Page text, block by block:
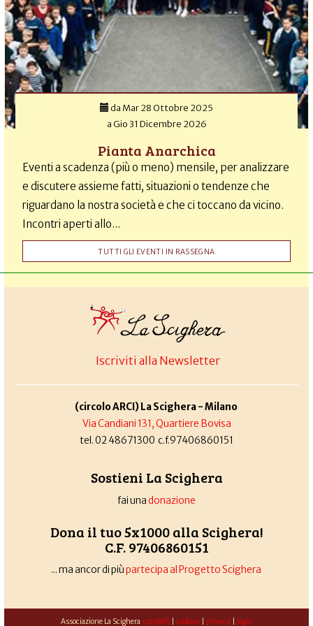
da Mar 28 Ottobre 2025
aGio 31 Dicembre 2026
Pianta Anarchica
Eventi a scadenza (più o meno) mensile, per analizzare
e discutere assieme fatti, situazioni o tendenze che
riguardano la nostra società e che ci toccano da vicino.
Incontri aperti allo...
TUTTI GLI EVENTI IN RASSEGNA
Iscriviti alla Newsletter
(circolo ARCI) La Scighera - Milano
Via Candiani 131, Quartiere Bovisa
tel. 02 48671300 c.f.97406860151
Sostieni La Scighera
fai unadonazione
Dona il tuo 5x1000 alla Scighera!
C.F. 97406860151
... ma ancor di piùpartecipa al Progetto Scighera
Associazione La Scighera copyleft| cookies| privacy| login